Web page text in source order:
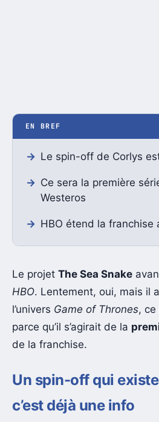
EN BREF
Le spin-off de Corlys
Ce sera la première
Westeros
HBO étend la franchise
Le projet The Sea Snake
HBO. Lentement, oui, mais il
l’univers Game of Thrones, ce
parce qu’il s’agirait de la
de la franchise.
Un spin-off qui
c’est déjà une info